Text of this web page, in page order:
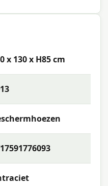
staan.
AeroCover
cm
met ademend
cm
x 130 x H85 cm